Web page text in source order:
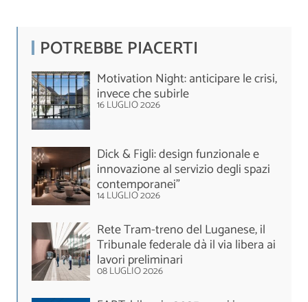
POTREBBE PIACERTI
Motivation Night: anticipare le crisi,
invece che subirle
16 LUGLIO 2026
Dick & Figli: design funzionale e
innovazione al servizio degli spazi
contemporanei”
14 LUGLIO 2026
Rete Tram-treno del Luganese, il
Tribunale federale dà il via libera ai
lavori preliminari
08 LUGLIO 2026